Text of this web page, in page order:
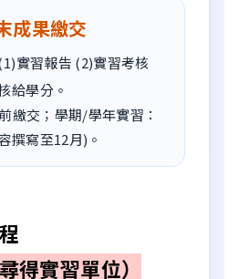
成果繳交
實習報告 (2)實習考核
給學分。
繳交；學期/學年實習：
撰寫至12月)。
得實習單位）